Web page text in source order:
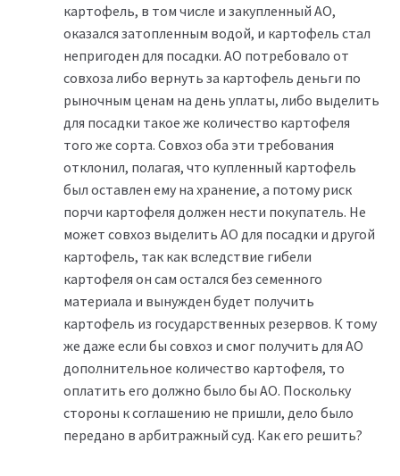
картофель, в том числе и закупленный АО,
оказался затопленным водой, и картофель стал
непригоден для посадки. АО потребовало от
совхоза либо вернуть за картофель деньги по
рыночным ценам на день уплаты, либо выделить
для посадки такое же количество картофеля
того же сорта. Совхоз оба эти требования
отклонил, полагая, что купленный картофель
был оставлен ему на хранение, а потому риск
порчи картофеля должен нести покупатель. Не
может совхоз выделить АО для посадки и другой
картофель, так как вследствие гибели
картофеля он сам остался без семенного
материала и вынужден будет получить
картофель из государственных резервов. К тому
же даже если бы совхоз и смог получить для АО
дополнительное количество картофеля, то
оплатить его должно было бы АО. Поскольку
стороны к соглашению не пришли, дело было
передано в арбитражный суд. Как его решить?